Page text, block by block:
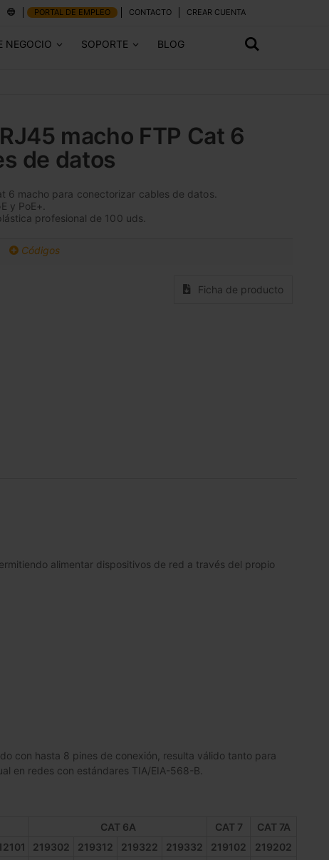
PORTAL DE EMPLEO CONTACTO CREAR CUENTA
NEGOCIO SOPORTE BLOG
macho FTP Cat 6
de datos
6 macho para conectorizar cables de datos.
y PoE+.
profesional de 100 uds.
Códigos
Ficha de producto
alimentar dispositivos de red a través del propio
con hasta 8 pines de conexión, resulta válido tanto para
en redes con estándares TIA/EIA-568-B.
CAT 6A CAT 7
CAT 7A
219302 219312 219322 219332 219102 219202